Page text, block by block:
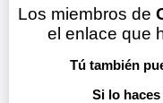
Los miembros de
el enlace que
Tú también
Si lo